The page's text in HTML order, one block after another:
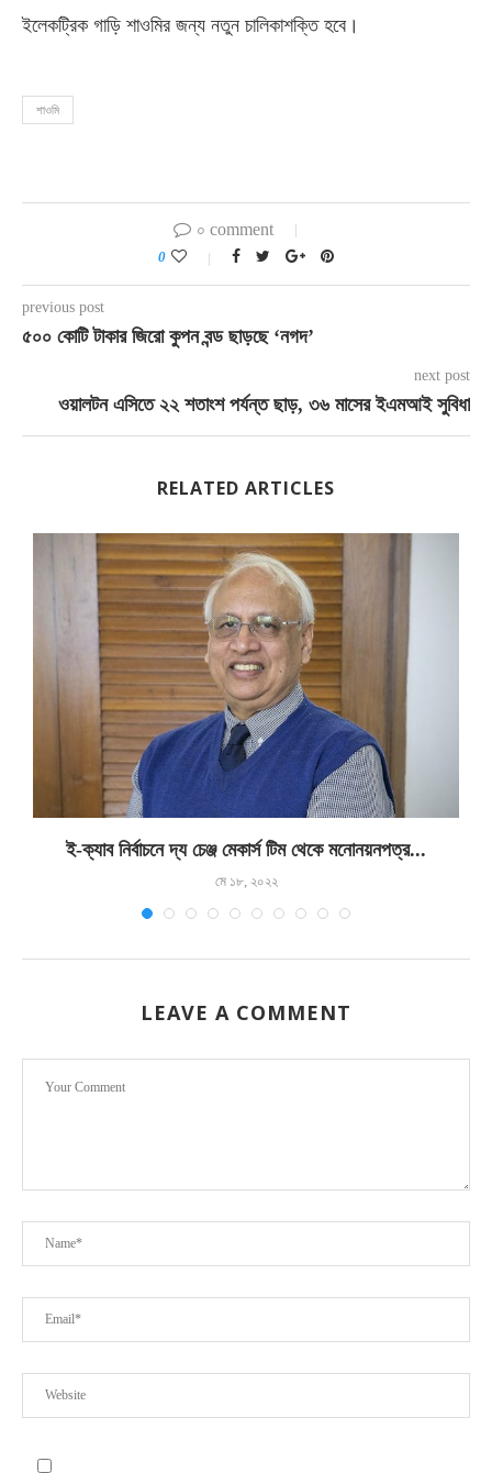
ইলেকট্রিক গাড়ি শাওমির জন্য নতুন চালিকাশক্তি হবে।
শাওমি
০ comment
0
previous post
৫০০ কোটি টাকার জিরো কুপন বন্ড ছাড়ছে ‘নগদ’
next post
ওয়ালটন এসিতে ২২ শতাংশ পর্যন্ত ছাড়, ৩৬ মাসের ইএমআই সুবিধা
RELATED ARTICLES
ই-ক্যাব নির্বাচনে দ্য চেঞ্জ মেকার্স টিম থেকে মনোনয়নপত্র...
মে ১৮, ২০২২
LEAVE A COMMENT